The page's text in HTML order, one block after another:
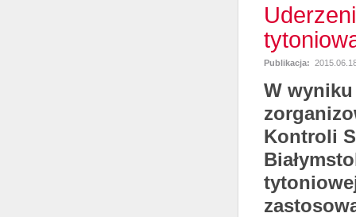
Publikacja:
W
Kontroli